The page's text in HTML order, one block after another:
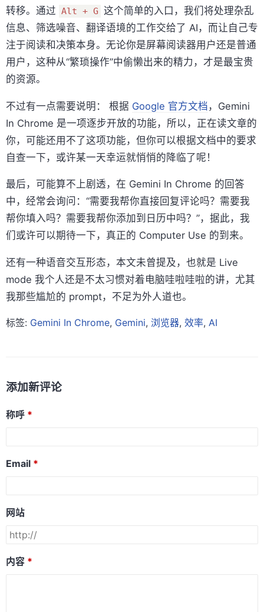
转移。通过 Alt + G 这个简单的入口，我们将处理杂乱
信息、筛选噪音、翻译语境的工作交给了 AI，而让自己专
注于阅读和决策本身。无论你是屏幕阅读器用户还是普通
用户，这种从“繁琐操作”中偷懒出来的精力，才是最宝贵
的资源。
不过有一点需要说明： 根据 Google 官方文档 ，Gemini
In Chrome 是一项逐步开放的功能，所以，正在读文章的
你，可能还用不了这项功能，但你可以根据文档中的要求
自查一下，或许某一天幸运就悄悄的降临了呢！
最后，可能算不上剧透，在 Gemini In Chrome 的回答
中，经常会询问：“需要我帮你直接回复评论吗？需要我
帮你填入吗？需要我帮你添加到日历中吗？”，据此，我
们或许可以期待一下，真正的 Computer Use 的到来。
还有一种语音交互形态，本文未曾提及，也就是 Live
mode 我个人还是不太习惯对着电脑哇啦哇啦的讲，尤其
我那些尴尬的 prompt，不足为外人道也。
标签: Gemini In Chrome, Gemini, 浏览器, 效率, AI
添加新评论
称呼
Email
网站
内容